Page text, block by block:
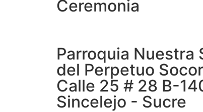
Ceremonia
Parroquia Nuestra
del Perpetuo
Calle 25 # 28 B-
Sincelejo - Sucre